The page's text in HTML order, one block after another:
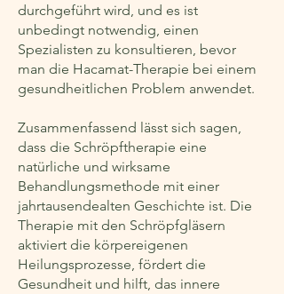
durchgeführt wird, und es ist
unbedingt notwendig, einen
Spezialisten zu konsultieren, bevor
man die Hacamat-Therapie bei einem
gesundheitlichen Problem anwendet.
Zusammenfassend lässt sich sagen,
dass die Schröpftherapie eine
natürliche und wirksame
Behandlungsmethode mit einer
jahrtausendealten Geschichte ist. Die
Therapie mit den Schröpfgläsern
aktiviert die körpereigenen
Heilungsprozesse, fördert die
Gesundheit und hilft, das innere